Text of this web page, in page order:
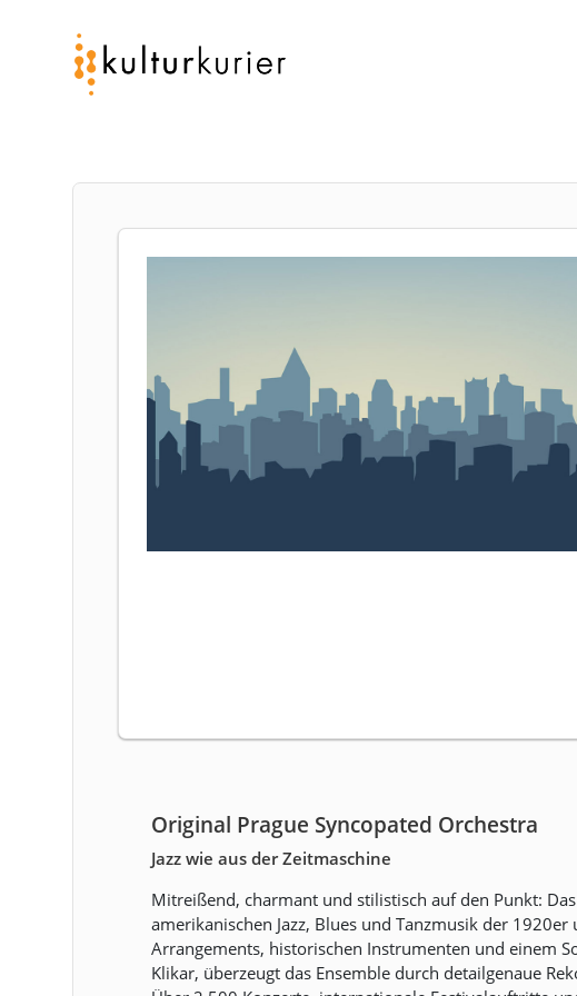
Original Prague Syncopated Orchestra
Jazz wie aus der Zeitmaschine
Mitreißend, charmant und stilistisch auf den Punkt:
amerikanischen Jazz, Blues und Tanzmusik der
Arrangements, historischen Instrumenten und einem
Klikar, überzeugt das Ensemble durch detailgenaue